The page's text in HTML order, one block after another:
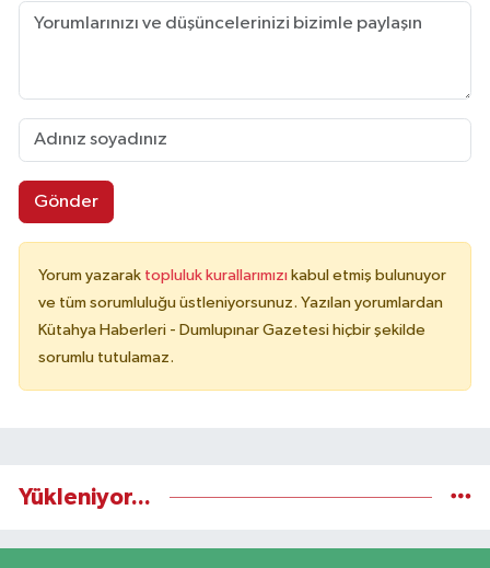
Gönder
Yorum yazarak topluluk kurallarımızı kabul etmiş bulunuyor
ve tüm sorumluluğu üstleniyorsunuz. Yazılan yorumlardan
Kütahya Haberleri - Dumlupınar Gazetesi hiçbir şekilde
sorumlu tutulamaz.
Yükleniyor...